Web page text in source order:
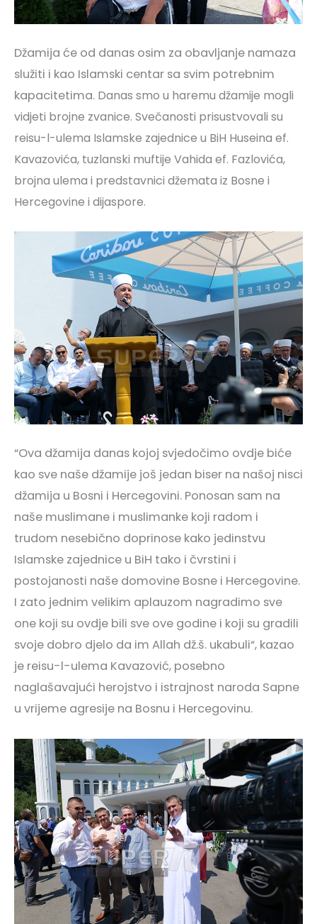
Džamija će od danas osim za obavljanje namaza
služiti i kao Islamski centar sa svim potrebnim
kapacitetima. Danas smo u haremu džamije mogli
vidjeti brojne zvanice. Svečanosti prisustvovali su
reisu-l-ulema Islamske zajednice u BiH Huseina ef.
Kavazovića, tuzlanski muftije Vahida ef. Fazlovića,
brojna ulema i predstavnici džemata iz Bosne i
Hercegovine i dijaspore.
“Ova džamija danas kojoj svjedočimo ovdje biće
kao sve naše džamije još jedan biser na našoj nisci
džamija u Bosni i Hercegovini. Ponosan sam na
naše muslimane i muslimanke koji radom i
trudom nesebično doprinose kako jedinstvu
Islamske zajednice u BiH tako i čvrstini i
postojanosti naše domovine Bosne i Hercegovine.
I zato jednim velikim aplauzom nagradimo sve
one koji su ovdje bili sve ove godine i koji su gradili
svoje dobro djelo da im Allah dž.š. ukabuli“, kazao
je reisu-l-ulema Kavazović, posebno
naglašavajući herojstvo i istrajnost naroda Sapne
u vrijeme agresije na Bosnu i Hercegovinu.